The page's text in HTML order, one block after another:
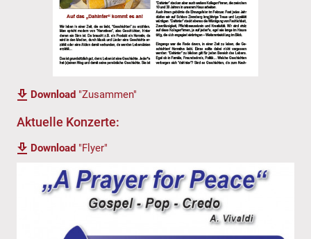
Download "Zusammen"
Aktuelle Konzerte:
Download "Flyer"